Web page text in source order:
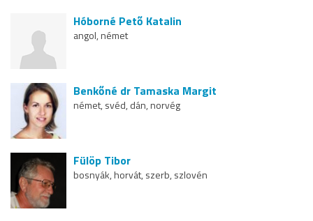
Hóborné Pető Katalin
angol, német
Benkőné dr Tamaska Margit
német, svéd, dán, norvég
Fülöp Tibor
bosnyák, horvát, szerb, szlovén